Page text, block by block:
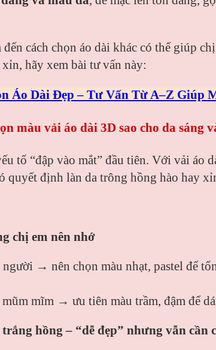
cách chọn áo dài khác có thể giúp
hãy xem bài tư vấn này:
Áo Dài Đẹp – Tư Vấn Từ A–Z Giúp
màu vải áo dài 3D sao cho da sáng
tố “đập vào mắt” đầu tiên. Với vải áo
quyết định làn da trông hồng hào hay
chị em nên nhớ
→ nên chọn màu nhạt, pastel để
mĩm → ưu tiên màu trầm, đậm để
hồng – “dễ đẹp” nhưng vẫn cần